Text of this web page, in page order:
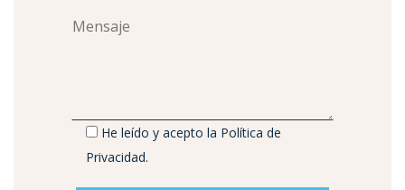
He leído y acepto la Política de
Privacidad.